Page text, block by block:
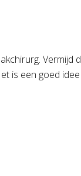
Vermijd
is een goed